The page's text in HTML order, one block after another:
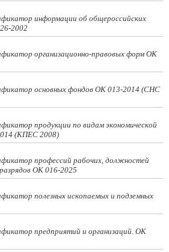
информации об общероссийских
2002
организационно-правовых форм ОК
основных фондов ОК 013-2014 (СНС
продукции по видам экономической
(КПЕС 2008)
профессий рабочих, должностей
ОК 016-2025
полезных ископаемых и подземных
предприятий и организаций. ОК